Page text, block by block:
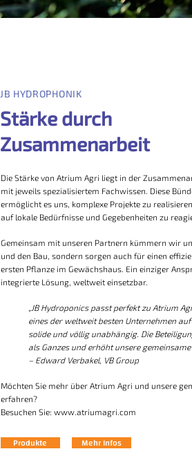
JB HYDROPHONIK
Stärke durch
Zusammenarbeit
Die Stärke von Atrium Agri liegt in der
mit jeweils spezialisiertem Fachwissen. Diese
ermöglicht es uns, komplexe Projekte zu
auf lokale Bedürfnisse und Gegebenheiten zu
Gemeinsam mit unseren Partnern kümmern wir
und den Bau, sondern sorgen auch für einen
ersten Pflanze im Gewächshaus. Ein einziger
integrierte Lösung, weltweit einsetzbar.
„JB Hydroponics passt perfekt zu Atrium
eines der weltweit besten Unternehmen
solide und völlig unabhängig. Die
als Ganzes und erhöht unsere gemeinsame
– Edward Verbakel, VB Group
Möchten Sie mehr über Atrium Agri und unsere
erfahren?
Besuchen Sie: www.atriumagri.com
Produkte Mehr Infos